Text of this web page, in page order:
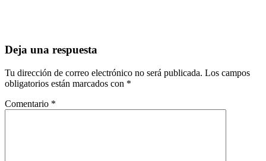
Deja una respuesta
Tu dirección de correo electrónico no será publicada. Los campos
obligatorios están marcados con *
Comentario *